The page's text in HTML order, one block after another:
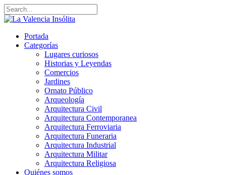
Portada
Categorías
Lugares curiosos
Historias y Leyendas
Comercios
Jardines
Ornato Público
Arqueología
Arquitectura Civil
Arquitectura Contemporanea
Arquitectura Ferroviaria
Arquitectura Funeraria
Arquitectura Industrial
Arquitectura Militar
Arquitectura Religiosa
Quiénes somos